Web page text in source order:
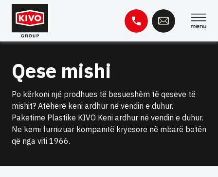
Kapërce
përmbajtja
për:
Baza e njohurive Kontakti
Qese mishi
Po kërkoni një prodhues të besueshëm të qeseve të
mishit? Atëherë keni ardhur në vendin e duhur.
Paketime Plastike KIVO Keni ardhur në vendin e duhur.
Ne kemi furnizuar kompanitë kryesore në mbarë botën
që nga viti 1966.